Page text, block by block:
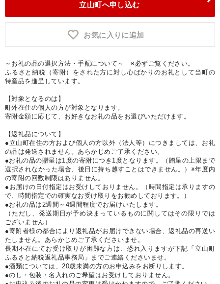
立山町へ申し込む
お気に入りに追加
～お礼の品の選択方法・手配について～ ※必ずご覧ください。
ふるさと納税（寄附）をされた方に対し心ばかりのお礼として当町の
特産品を進呈しています。
【対象となるのは】
町外在住の個人の方が対象となります。
寄附金額に応じて、お好きなお礼の品をお選びいただけます。
【返礼品について】
●立山町在住の方および個人の方以外（法人等）につきましては、お礼
の品は発送されません。あらかじめご了承ください。
●お礼の品の贈呈は1度の寄附につき1度となります。（贈呈の上限まで
選択されなかった場合、後日に持ち越すことはできません。）※年度内
の寄附の回数制限はありません。
●お届けの日付指定はお受けしておりません。（時間指定は承りますの
で、時間指定での確実なお受け取りをお勧めしております。）
●お礼の品は2週間～4週間程度でお届けいたします。
（ただし、発送期日が予め決まっているものに関してはその限りでは
ございません）
●寄附者様の都合により返礼品がお届けできない場合、返礼品の再送い
たしません。あらかじめご了承くださいませ。
長期不在にてお受け取りが困難な方は、恐れ入りますが下記「立山町
ふるさと納税返礼品事務局」までご連絡くださいませ。
●酒類については、20歳未満の方のお申込みをお断りします。
●のし・包装・名入れのご希望はお受けしておりません。